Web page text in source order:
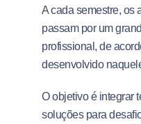
A cada semestre, os
passam por um
profissional, de
desenvolvido
O objetivo é integrar
soluções para